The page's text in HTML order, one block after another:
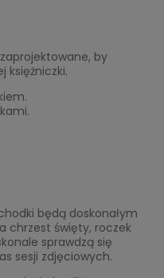
by
księżniczki.
będą doskonałym
chrzest święty, roczek
sprawdzą się
sesji zdjęciowych.